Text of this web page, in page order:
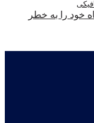
خود را به خطر